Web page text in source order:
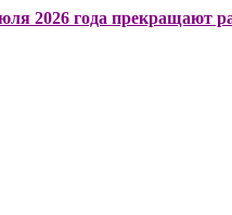
года прекращают работу